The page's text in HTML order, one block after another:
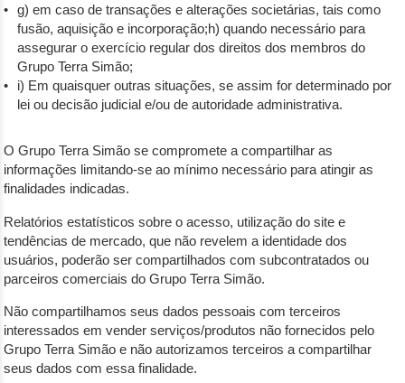
g) em caso de transações e alterações societárias, tais como
fusão, aquisição e incorporação;h) quando necessário para
assegurar o exercício regular dos direitos dos membros do
Grupo Terra Simão;
i) Em quaisquer outras situações, se assim for determinado por
lei ou decisão judicial e/ou de autoridade administrativa.
O Grupo Terra Simão se compromete a compartilhar as
informações limitando-se ao mínimo necessário para atingir as
finalidades indicadas.
Relatórios estatísticos sobre o acesso, utilização do site e
tendências de mercado, que não revelem a identidade dos
usuários, poderão ser compartilhados com subcontratados ou
parceiros comerciais do Grupo Terra Simão.
Não compartilhamos seus dados pessoais com terceiros
interessados em vender serviços/produtos não fornecidos pelo
Grupo Terra Simão e não autorizamos terceiros a compartilhar
seus dados com essa finalidade.